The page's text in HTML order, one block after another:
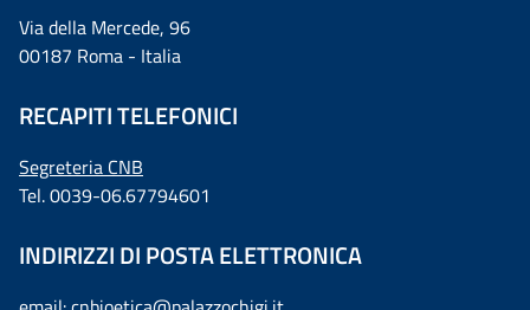
Via della Mercede, 96
00187 Roma - Italia
RECAPITI TELEFONICI
Segreteria CNB
Tel. 0039-06.67794601
INDIRIZZI DI POSTA ELETTRONICA